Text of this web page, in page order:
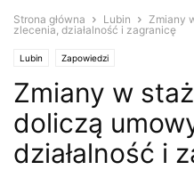
Strona główna Lubin
Zmiany
zlecenia, działalność i zagranicę
Lubin Zapowiedzi
Zmiany w
doliczą
działalność i